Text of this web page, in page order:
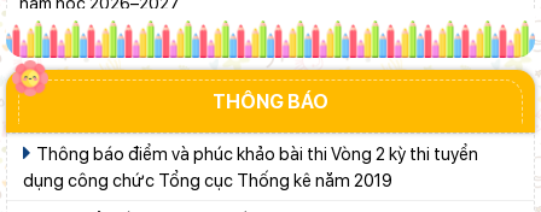
Ban Văn hóa - Xã hội HĐND tỉnh Lâm Đồng khảo sát thực hiện
chính sách giáo dục hòa nhập
Thắp sáng văn hóa đọc từ những “Thư viện thân thiện”
Lâm Đồng lấy ý kiến dự thảo chính sách thu hút, đãi ngộ và đào
tạo nguồn nhân lực y tế
THÔNG BÁO
dụng công chức Tổng cục Thống kê năm 2019